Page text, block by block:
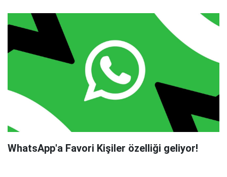
WhatsApp'a Favori Kişiler özelliği geliyor!